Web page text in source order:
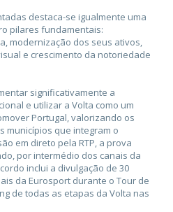
destaca-se igualmente uma
pilares fundamentais:
modernização dos seus ativos,
e crescimento da notoriedade
significativamente a
e utilizar a Volta como um
Portugal, valorizando os
municípios que integram o
em direto pela RTP, a prova
por intermédio dos canais da
inclui a divulgação de 30
da Eurosport durante o Tour de
de todas as etapas da Volta nas